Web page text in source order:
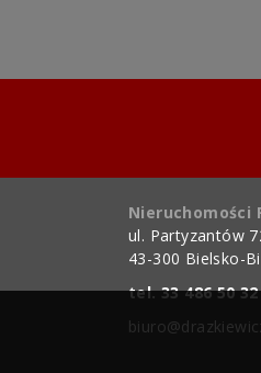
Nieruchomości
ul. Partyzantów
43-300 Bielsko-
tel. 33 486 50 32